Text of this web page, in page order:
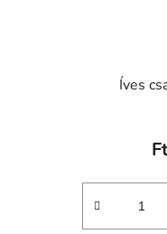
Íves